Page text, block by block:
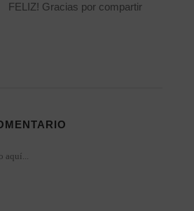
FELIZ! Gracias por compartir